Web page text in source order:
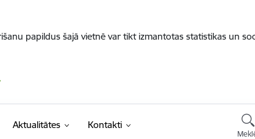
papildus šajā vietnē var tikt izmantotas statistikas un
Aktualitātes Kontakti